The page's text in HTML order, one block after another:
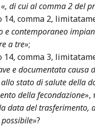
«, di cui al comma 2 del
14, comma 2,
e contemporaneo
a tre»;
14, comma 3,
e documentata causa
stato di salute della
della fecondazione»,
data del trasferimento,
?